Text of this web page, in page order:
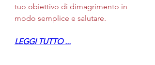
tuo obiettivo di dimagrimento in
modo semplice e salutare.
LEGGI TUTTO ...